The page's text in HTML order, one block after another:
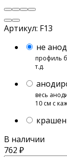
Артикул: F13
не
профиль
т.д.
весь
10 см с
В наличии
762 ₽